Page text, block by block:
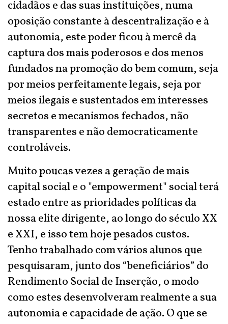
cidadãos e das suas instituições, numa
oposição constante à descentralização e à
autonomia, este poder ficou à mercê da
captura dos mais poderosos e dos menos
fundados na promoção do bem comum, seja
por meios perfeitamente legais, seja por
meios ilegais e sustentados em interesses
secretos e mecanismos fechados, não
transparentes e não democraticamente
controláveis.
Muito poucas vezes a geração de mais
capital social e o "empowerment" social terá
estado entre as prioridades políticas da
nossa elite dirigente, ao longo do século XX
e XXI, e isso tem hoje pesados custos.
Tenho trabalhado com vários alunos que
pesquisaram, junto dos “beneficiários” do
Rendimento Social de Inserção, o modo
como estes desenvolveram realmente a sua
autonomia e capacidade de ação. O que se